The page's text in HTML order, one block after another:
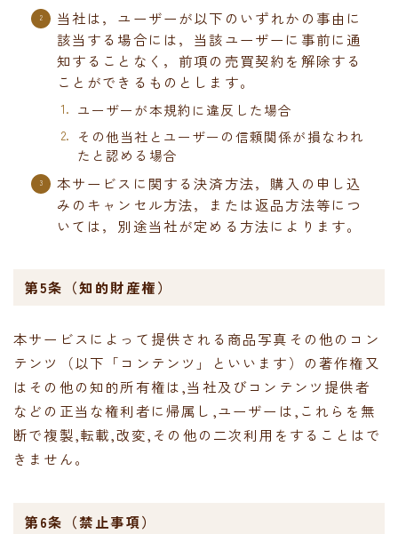
当社は，ユーザーが以下のいずれかの事由に
該当する場合には，当該ユーザーに事前に通
知することなく，前項の売買契約を解除する
ことができるものとします。
ユーザーが本規約に違反した場合
その他当社とユーザーの信頼関係が損なわれ
たと認める場合
本サービスに関する決済方法，購入の申し込
みのキャンセル方法，または返品方法等につ
いては，別途当社が定める方法によります。
第5条（知的財産権）
本サービスによって提供される商品写真その他のコン
テンツ（以下「コンテンツ」といいます）の著作権又
はその他の知的所有権は,当社及びコンテンツ提供者
などの正当な権利者に帰属し,ユーザーは,これらを無
断で複製,転載,改変,その他の二次利用をすることはで
きません。
第6条（禁止事項）